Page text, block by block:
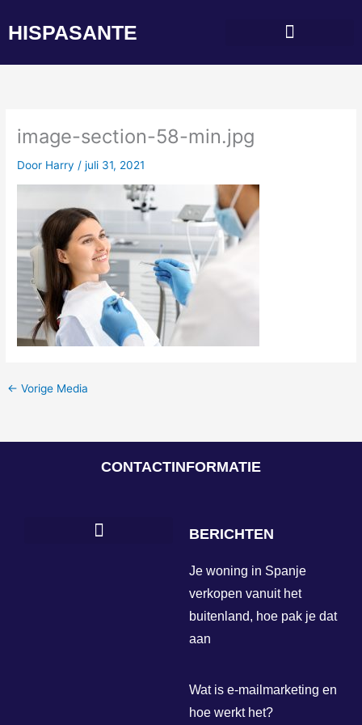
naar
deHISPASANTE
image-section-58-min.jpg
Door Harry /juli 31, 2021
← Vorige Media
CONTACTINFORMATIE
BERICHTEN
Je woning in Spanje
verkopen vanuit het
buitenland, hoe pak je dat
aan
Wat is e-mailmarketing en
hoe werkt het?